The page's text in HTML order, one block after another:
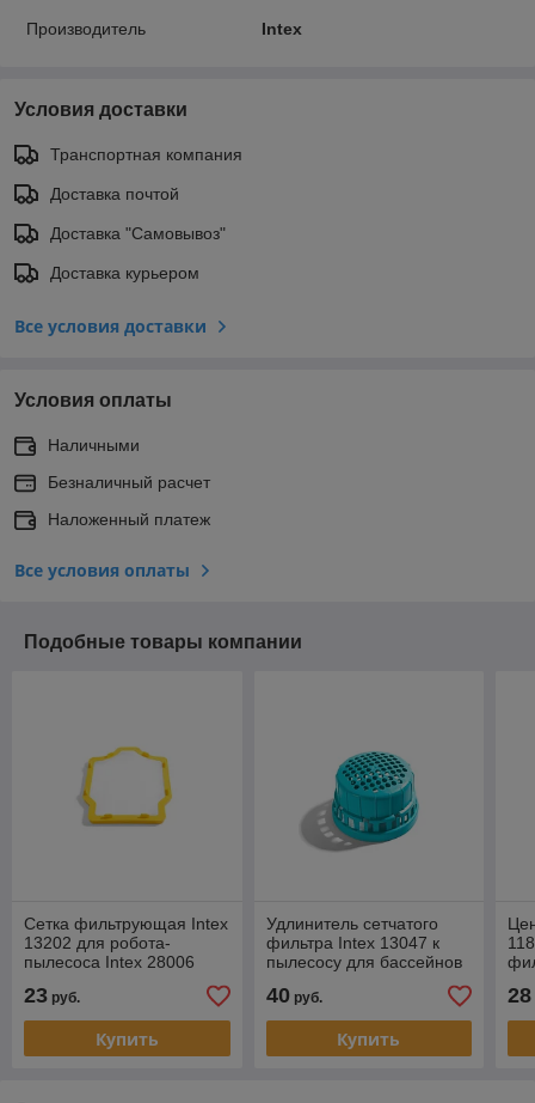
Производитель Intex
Условия доставки
Транспортная компания
Доставка почтой
Доставка "Самовывоз"
Доставка курьером
Все условия доставки
Условия оплаты
Наличными
Безналичный расчет
Наложенный платеж
Все условия оплаты
Подобные товары компании
Сетка фильтрующая Intex
13202 для робота-
пылесоса Intex 28006
23 руб.
Купить
Удлинитель сетчатого
фильтра Intex 13047 к
пылесосу для бассейнов
40руб.
Купить
28